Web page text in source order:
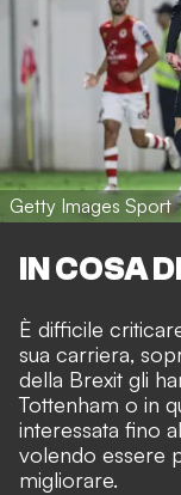
Getty Images Sport
IN COSA
È difficile
sua carriera,
della Brexit gli
Tottenham o in
interessata fino
volendo essere
migliorare.